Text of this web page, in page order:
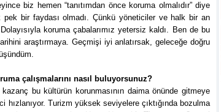
biz hemen “tanıtımdan önce koruma olmalıdır” diye
pek bir faydası olmadı. Çünkü yöneticiler ve halk bir an
koruma çabalarımız yetersiz kaldı. Ben de bu
araştırmaya. Geçmişi iyi anlatırsak, geleceğe doğru
çalışmalarını nasıl buluyorsunuz?
bu kültürün korunmasının daima önünde gitmeye
hızlanıyor. Turizm yüksek seviyelere çıktığında bozulma